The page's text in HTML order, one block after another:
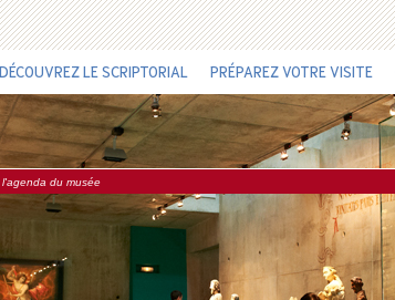
DÉCOUVREZ LE SCRIPTORIAL PRÉPAREZ VOTRE VISITE
l'agenda du musée